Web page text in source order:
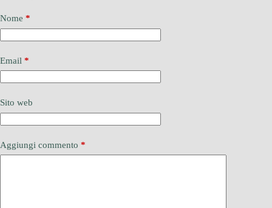
Nome *
Email *
Sito web
Aggiungi commento *